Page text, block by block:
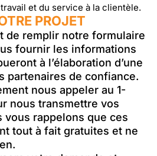
et du service à la clientèle.
PROJET
de remplir notre formulaire
fournir les informations
à l’élaboration d’une
partenaires de confiance.
nous appeler au 1-
nous transmettre vos
vous rappelons que ces
tout à fait gratuites et ne